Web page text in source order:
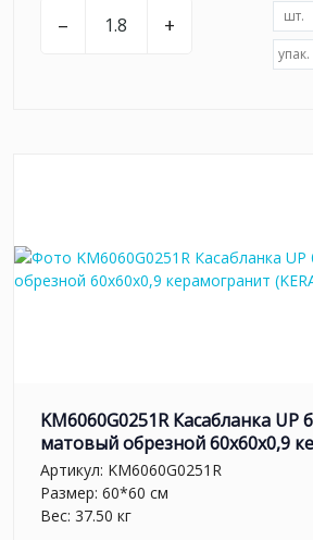
– + шт.
упак.
KM6060G0251R Касабланка UP
матовый обрезной 60x60x0,9
Артикул: KM6060G0251R
Размер: 60*60 см
Вес: 37.50 кг